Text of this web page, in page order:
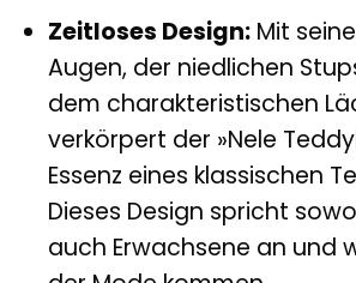
Zeitloses Design:Mit
Augen, der niedlichen
dem charakteristischen
verkörpert der »Nele
Essenz eines klassischen
Dieses Design spricht
auch Erwachsene an und